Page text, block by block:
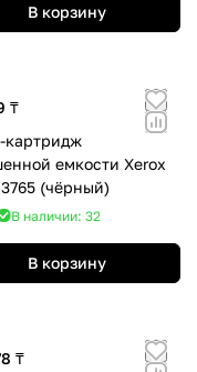
В корзину
₸
картридж
емкости Xerox
(чёрный)
В наличии: 32
В корзину
₸